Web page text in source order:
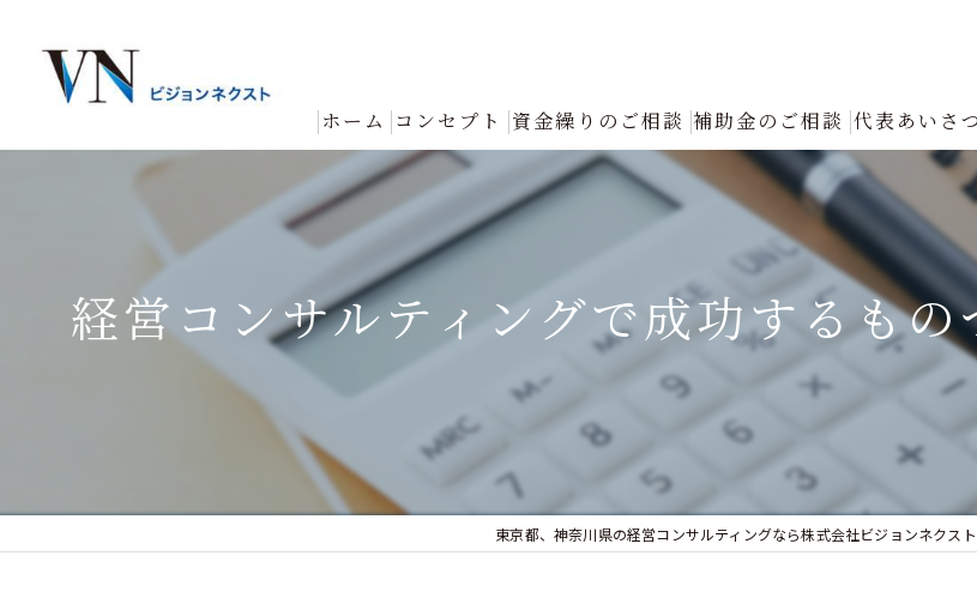
ホーム コンセプト 資金繰りのご相談
創業融資コンサルタントの選び方と成功の秘訣｜確実な
融資について
銀行への返済リスケジュール（条件変更）の手続きと進
認定支援機関による「税制優遇・金利低減」フル活用支援
補助金のご相談 代表あいさ
経営コンサルティングで成功するも
東京都、神奈川県の経営コンサルティングなら株式会社ビジョンネクスト